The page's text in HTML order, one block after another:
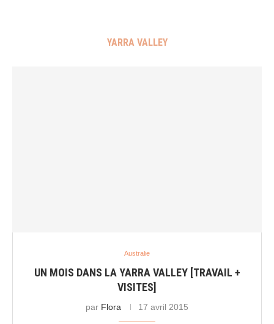
YARRA VALLEY
Australie
UN MOIS DANS LA YARRA VALLEY [TRAVAIL +
VISITES]
par Flora 17 avril 2015